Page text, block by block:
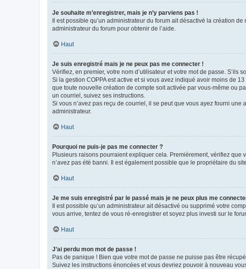
Je souhaite m’enregistrer, mais je n’y parviens pas !
Il est possible qu’un administrateur du forum ait désactivé la création
administrateur du forum pour obtenir de l’aide.
Haut
Je suis enregistré mais je ne peux pas me connecter !
Vérifiez, en premier, votre nom d’utilisateur et votre mot de passe. S’ils
Si la gestion COPPA est active et si vous avez indiqué avoir moins de
que toute nouvelle création de compte soit activée par vous-même ou
un courriel, suivez ses instructions.
Si vous n’avez pas reçu de courriel, il se peut que vous ayez fourni
administrateur.
Haut
Pourquoi ne puis-je pas me connecter ?
Plusieurs raisons pourraient expliquer cela. Premièrement, vérifiez que
n’avez pas été banni. Il est également possible que le propriétaire du
Haut
Je me suis enregistré par le passé mais je ne peux plus me
Il est possible qu’un administrateur ait désactivé ou supprimé votre
vous arrive, tentez de vous ré-enregistrer et soyez plus investi sur le
Haut
J’ai perdu mon mot de passe !
Pas de panique ! Bien que votre mot de passe ne puisse pas être
Suivez les instructions énoncées et vous devriez pouvoir à nouveau